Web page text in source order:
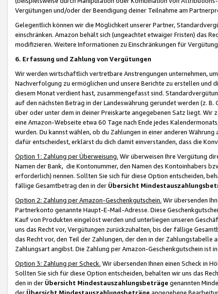
Vergütungen und/oder der Beendigung deiner Teilnahme am
Gelegentlich können wir die Möglichkeit unserer Partner,
einschränken. Amazon behält sich (ungeachtet etwaiger Fristen) das
modifizieren. Weitere Informationen zu Einschränkungen für
6. Erfassung und Zahlung von Vergütungen
Wir werden wirtschaftlich vertretbare Anstrengungen unternehmen,
Nachverfolgung zu ermöglichen und unsere Berichte zu erstellen und
diesem Monat verdient hast, zusammengefasst sind.
auf den nächsten Betrag in der Landeswährung gerundet werden (z.
über oder unter dem in deiner Preiskarte angegebenen Satz liegt.
eine Amazon-Webseite etwa 60 Tage nach Ende jedes
wurden. Du kannst wählen, ob du Zahlungen in einer anderen
dafür entscheidest, erklärst du dich damit einverstanden, dass die
Option 1: Zahlung per Überweisung. Wir überweisen Ihre Vergütung
Namen der Bank, die Kontonummer, den Namen des Kontoinhabers
erforderlich) nennen. Sollten Sie sich für diese Option entscheiden,
fällige Gesamtbetrag den in der Übersicht
Option 2: Zahlung per Amazon-Geschenkgutschein. Wir übersenden
Partnerkonto genannte Haupt-E-Mail-Adresse. Diese
Kauf von Produkten eingelöst werden und unterliegen unseren
uns das Recht vor, Vergütungen zurückzuhalten, bis der fällige
das Recht vor, den Teil der Zahlungen, der den in der
Zahlungsart angibst. Die Zahlung per Amazon-Geschenkgutschein ist
Option 3: Zahlung per Scheck. Wir übersenden Ihnen einen Scheck in
Sollten Sie sich für diese Option entscheiden, behalten wir uns das
den in der Übersicht Mindestauszahlungsbeträge genannten
der Übersicht Mindestauszahlungsbeträge angegebene